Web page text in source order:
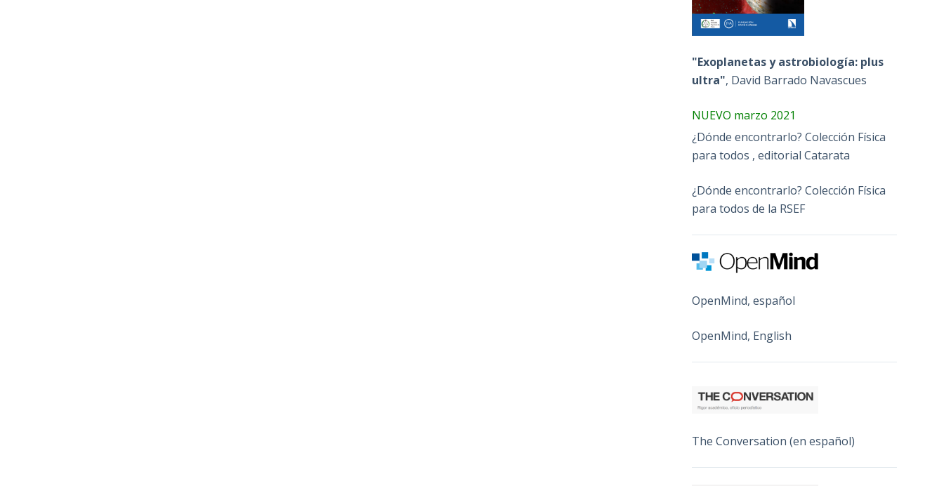
"Exoplanetas y astrobiología: plus
ultra", David Barrado Navascues
NUEVO marzo 2021
¿Dónde encontrarlo? Colección Física
para todos , editorial Catarata
¿Dónde encontrarlo? Colección Física
para todos de la RSEF
OpenMind, español
OpenMind, English
The Conversation (en español)